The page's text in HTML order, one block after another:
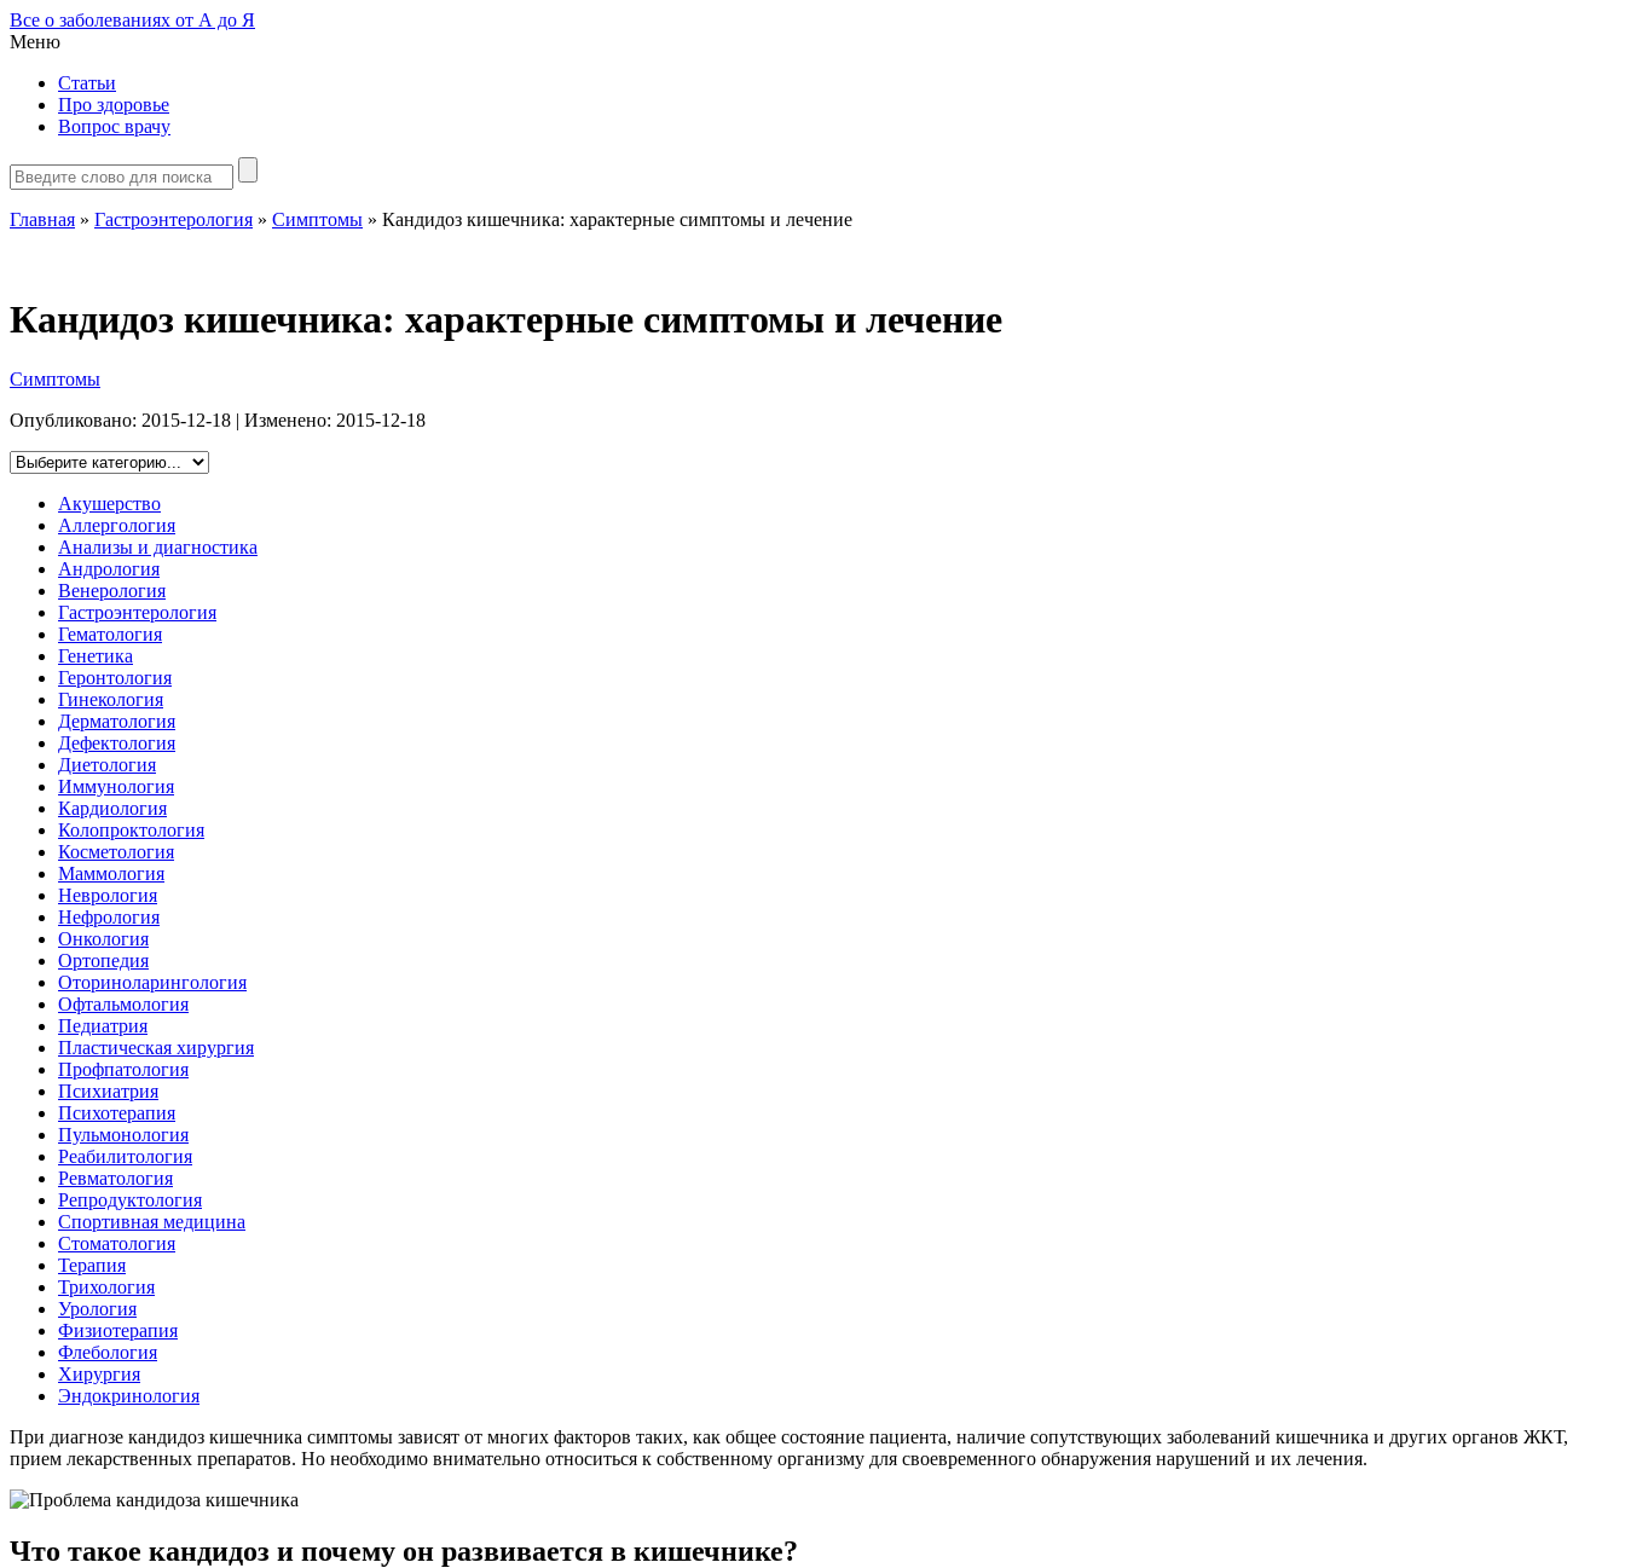
Все о заболеваниях от А до Я
Меню
Статьи
Про здоровье
Вопрос врачу
Главная » Гастроэнтерология » Симптомы » Кандидоз кишечника: характерные симптомы и лечение
Кандидоз кишечника: характерные симптомы и лечение
Симптомы
Опубликовано: 2015-12-18 | Изменено: 2015-12-18
Акушерство
Аллергология
Анализы и диагностика
Андрология
Венерология
Гастроэнтерология
Гематология
Генетика
Геронтология
Гинекология
Дерматология
Дефектология
Диетология
Иммунология
Кардиология
Колопроктология
Косметология
Маммология
Неврология
Нефрология
Онкология
Ортопедия
Оториноларингология
Офтальмология
Педиатрия
Пластическая хирургия
Профпатология
Психиатрия
Психотерапия
Пульмонология
Реабилитология
Ревматология
Репродуктология
Спортивная медицина
Стоматология
Терапия
Трихология
Урология
Физиотерапия
Флебология
Хирургия
Эндокринология
При диагнозе кандидоз кишечника симптомы зависят от многих факторов таких, как общее состояние пациента, наличие сопутствующих заболеваний кишечника и других органов ЖКТ,
прием лекарственных препаратов. Но необходимо внимательно относиться к собственному организму для своевременного обнаружения нарушений и их лечения.
Что такое кандидоз и почему он развивается в кишечнике?